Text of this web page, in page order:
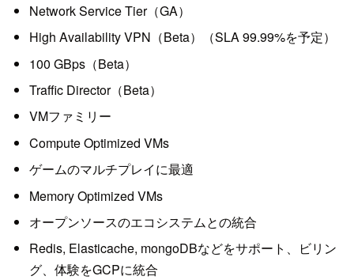
Network Service Tier（GA）
High Availability VPN（Beta）（SLA 99.99%を予定）
100 GBps（Beta）
Traffic Director（Beta）
VMファミリー
Compute Optimized VMs
ゲームのマルチプレイに最適
Memory Optimized VMs
オープンソースのエコシステムとの統合
Redis, Elasticache, mongoDBなどをサポート、ビリン
グ、体験をGCPに統合